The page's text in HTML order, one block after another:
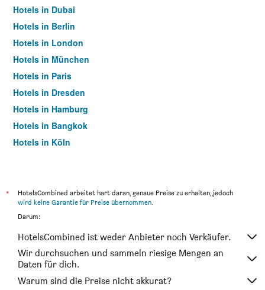
Hotels in Dubai
Hotels in Berlin
Hotels in London
Hotels in München
Hotels in Paris
Hotels in Dresden
Hotels in Hamburg
Hotels in Bangkok
Hotels in Köln
*
HotelsCombined arbeitet hart daran, genaue Preise zu erhalten, jedoch
wird keine Garantie für Preise übernommen.
Darum:
HotelsCombined ist weder Anbieter noch Verkäufer.
Wir durchsuchen und sammeln riesige Mengen an
Daten für dich.
Warum sind die Preise nicht akkurat?